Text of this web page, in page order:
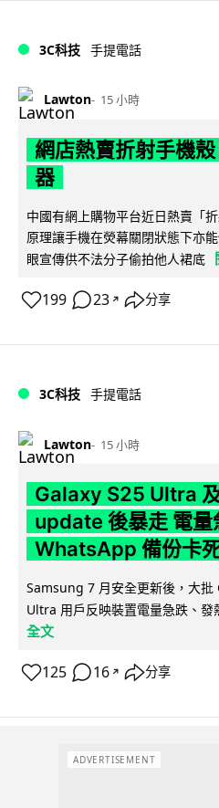
3C科技 手提電話
Lawton 15 小時
網店熱賣折射手機
器
中國有網上購物平台近日熱賣「
原理讓手機在熒幕關閉狀態下亦
眼宣傳供不法分子偷拍他人裙底
199 23 ↗ 分享
3C科技 手提電話
Lawton 15 小時
Galaxy S25 Ultra
update 後暴走 電量
WhatsApp 備份卡
Samsung 7 月安全更新後，大
Ultra 用戶反映裝置電量急跌、發
全文
125 16 ↗ 分享
ADVERTISEMENT